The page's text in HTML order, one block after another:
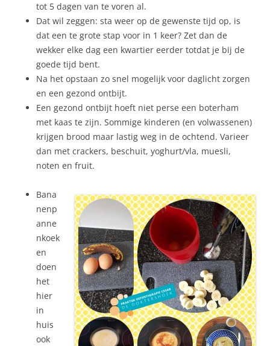
tot 5 dagen van te voren al.
Dat wil zeggen: sta weer op de gewenste tijd op, is
dat een te grote stap voor in 1 keer? Zet dan de
wekker elke dag een kwartier eerder totdat je bij de
goede tijd bent.
Na het opstaan zo snel mogelijk voor daglicht zorgen
en een gezond ontbijt.
Een gezond ontbijt hoeft niet perse een boterham
met kaas te zijn. Sommige kinderen (en volwassenen)
krijgen brood maar lastig weg in de ochtend. Varieer
dan met crackers, beschuit, yoghurt/vla, muesli,
noten en fruit.
Bana
nenp
anne
nkoek
en
doen
het
hier
in
huis
ook